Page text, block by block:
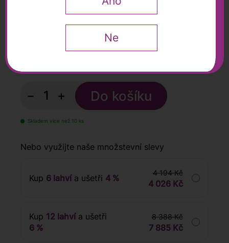
− +
Skladem více než 10 ks
Nebo využijte naše množstevní slevy
Kup 6 lahvía ušetři 4 %
4 194 Kč
4 026 Kč
Kup 12 lahvía ušetři
6 %
8 388 Kč
7 885 Kč
Ne